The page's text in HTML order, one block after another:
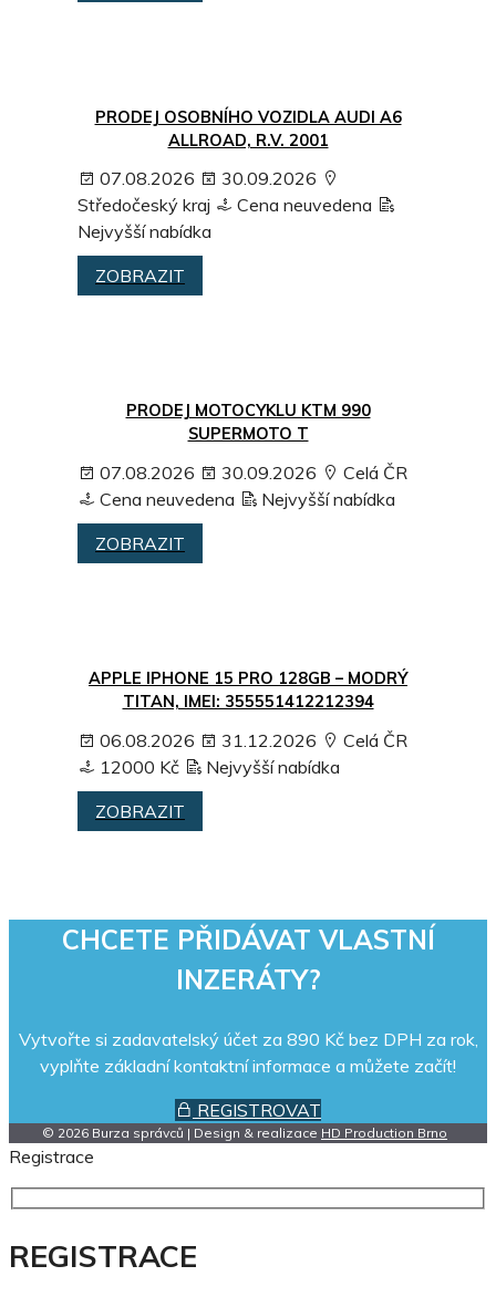
PRODEJ OSOBNÍHO VOZIDLA AUDI A6
ALLROAD, R.V. 2001
07.08.2026
30.09.2026
Středočeský kraj
Cena neuvedena
Nejvyšší nabídka
ZOBRAZIT
PRODEJ MOTOCYKLU KTM 990
SUPERMOTO T
07.08.2026 30.09.2026
Celá ČR
Cena neuvedena
Nejvyšší nabídka
ZOBRAZIT
APPLE IPHONE 15 PRO 128GB – MODRÝ
TITAN, IMEI: 355551412212394
06.08.2026 31.12.2026
Celá ČR
12000 Kč
Nejvyšší nabídka
ZOBRAZIT
CHCETE PŘIDÁVAT VLASTNÍ
INZERÁTY?
Vytvořte si zadavatelský účet za 890 Kč bez DPH za rok,
vyplňte základní kontaktní informace a můžete začít!
REGISTROVAT
© 2026 Burza správců | Design & realizace HD Production Brno
Registrace
REGISTRACE